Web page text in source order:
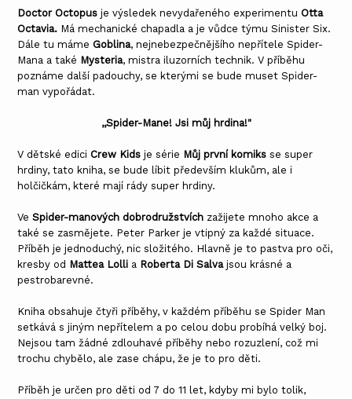
Doctor Octopus je výsledek nevydařeného experimentu Otta
Octavia. Má mechanické chapadla a je vůdce týmu Sinister Six.
Dále tu máme Goblina, nejnebezpečnějšího nepřítele Spider-
Mana a také Mysteria, mistra iluzorních technik. V příběhu
poznáme další padouchy, se kterými se bude muset Spider-
man vypořádat.
,,Spider-Mane! Jsi můj hrdina!"
V dětské edici Crew Kids je série Můj první komiks se super
hrdiny, tato kniha, se bude líbit především klukům, ale i
holčičkám, které mají rády super hrdiny.
VeSpider-manových dobrodružstvích zažijete mnoho akce a
také se zasmějete. Peter Parker je vtipný za každé situace.
Příběh je jednoduchý, nic složitého. Hlavně je to pastva pro oči,
kresby od Mattea Lolli a Roberta Di Salvajsou krásné a
pestrobarevné.
Kniha obsahuje čtyři příběhy, v každém příběhu se Spider Man
setkává s jiným nepřítelem a po celou dobu probíhá velký boj.
Nejsou tam žádné zdlouhavé příběhy nebo rozuzlení, což mi
trochu chybělo, ale zase chápu, že je to pro děti.
Příběh je určen pro děti od 7 do 11 let, kdyby mi bylo tolik,